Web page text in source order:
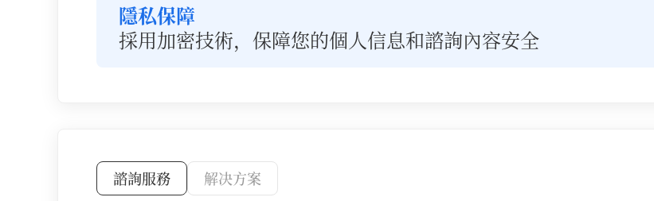
隱私保障
採用加密技術，保障您的個人信息和諮詢內容安全
諮詢服務 解决方案